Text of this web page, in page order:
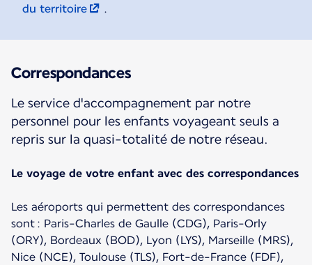
du territoire
.
Correspondances
Le service d'accompagnement par notre
personnel pour les enfants voyageant seuls a
repris sur la quasi-totalité de notre réseau.
Le voyage de votre enfant avec des correspondances
Les aéroports qui permettent des correspondances
sont : Paris-Charles de Gaulle (CDG), Paris-Orly
(ORY), Bordeaux (BOD), Lyon (LYS), Marseille (MRS),
Nice (NCE), Toulouse (TLS), Fort-de-France (FDF),